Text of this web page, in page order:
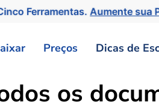
Ferramentas.Aumente sua
Preços Dicas de
os